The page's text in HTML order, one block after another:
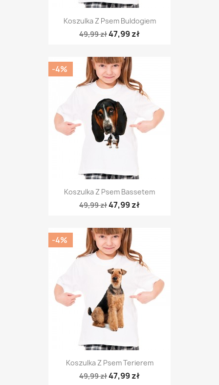
Koszulka Z Psem Buldogiem
49,99 zł47,99 zł
Koszulka Z Psem Bassetem
49,99 zł47,99 zł
-4%
Koszulka Z Psem Terierem
49,99 zł47,99 zł
-4%